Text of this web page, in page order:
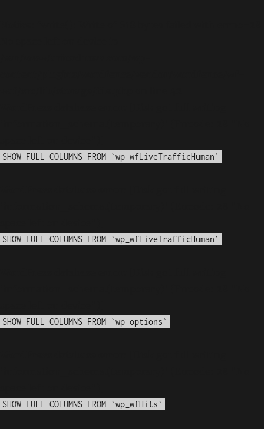
SHOW FULL COLUMNS FROM `wp_wfLiveTrafficHuman`
SHOW FULL COLUMNS FROM `wp_wfLiveTrafficHuman`
SHOW FULL COLUMNS FROM `wp_options`
SHOW FULL COLUMNS FROM `wp_wfHits`